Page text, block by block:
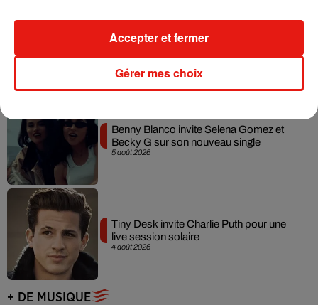
7 août 2026
Angèle et Amélie Lens dévoilent leur
collaboration tant attendue
5 août 2026
Benny Blanco invite Selena Gomez et
Becky G sur son nouveau single
4 août 2026
Tiny Desk invite Charlie Puth pour une
live session solaire
+ DE MUSIQUE
Gérer mes choix
Accepter et fermer